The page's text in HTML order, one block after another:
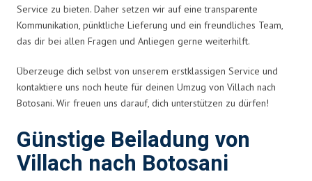
Service zu bieten. Daher setzen wir auf eine transparente
Kommunikation, pünktliche Lieferung und ein freundliches Team,
das dir bei allen Fragen und Anliegen gerne weiterhilft.
Überzeuge dich selbst von unserem erstklassigen Service und
kontaktiere uns noch heute für deinen Umzug von Villach nach
Botosani. Wir freuen uns darauf, dich unterstützen zu dürfen!
Günstige Beiladung von
Villach nach Botosani